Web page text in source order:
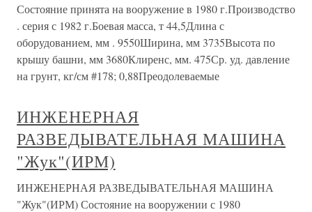
Состояние принята на вооружение в 1980 г.Производство
. серия с 1982 г.Боевая масса, т 44,5Длина с
оборудованием, мм . 9550Ширина, мм 3735Высота по
крышу башни, мм 3680Клиренс, мм. 475Ср. уд. давление
на грунт, кг/см #178; 0,88Преодолеваемые
ИНЖЕНЕРНАЯ
РАЗВЕДЫВАТЕЛЬНАЯ МАШИНА
"Жук"(ИРМ)
ИНЖЕНЕРНАЯ РАЗВЕДЫВАТЕЛЬНАЯ МАШИНА
"Жук"(ИРМ) Состояние на вооружении с 1980